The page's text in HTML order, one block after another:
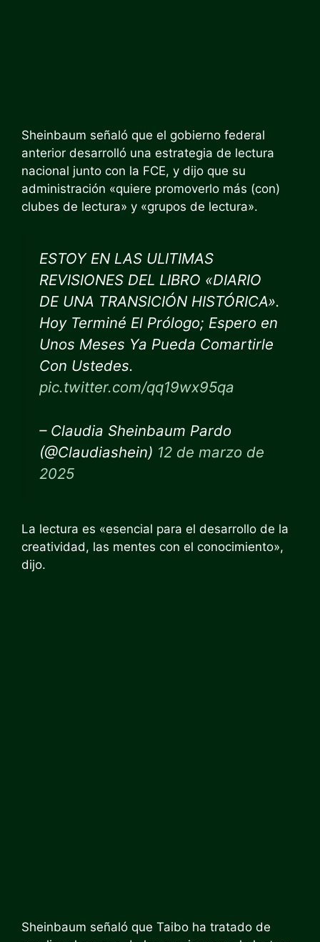
Sheinbaum señaló que el gobierno federal
anterior desarrolló una estrategia de lectura
nacional junto con la FCE, y dijo que su
administración «quiere promoverlo más (con)
clubes de lectura» y «grupos de lectura».
ESTOY EN LAS ULITIMAS
REVISIONES DEL LIBRO «DIARIO
DE UNA TRANSICIÓN HISTÓRICA».
Hoy Terminé El Prólogo; Espero en
Unos Meses Ya Pueda Comartirle
Con Ustedes.
pic.twitter.com/qq19wx95qa
– Claudia Sheinbaum Pardo
(@Claudiashein) 12 de marzo de
2025
La lectura es «esencial para el desarrollo de la
creatividad, las mentes con el conocimiento»,
dijo.
Sheinbaum señaló que Taibo ha tratado de